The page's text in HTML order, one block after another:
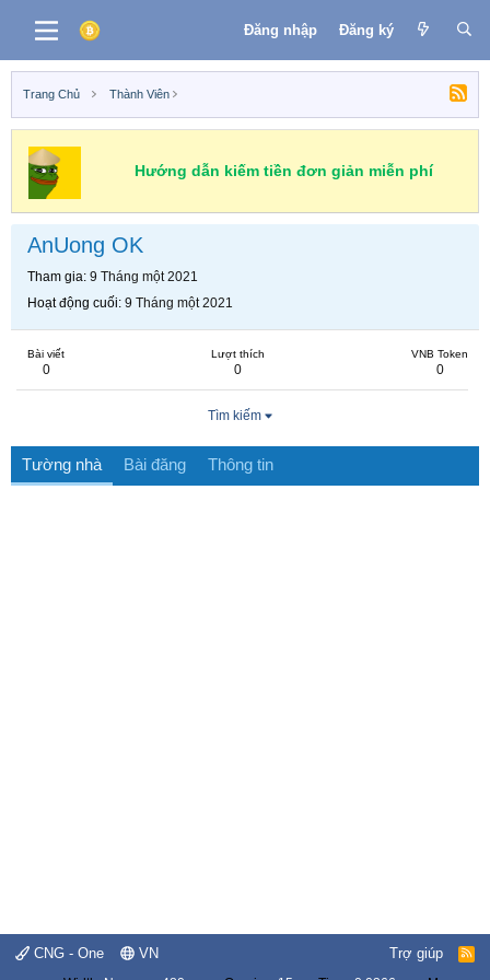
Đăng nhập Đăng ký
Trang Chủ Thành Viên
Hướng dẫn kiếm tiền đơn giản miễn phí
AnUong OK
Tham gia 9 Tháng một 2021
Hoạt động cuối 9 Tháng một 2021
Bài viết
0
Lượt thích
0
VNB Token
0
Tìm kiếm
Tường nhà Bài đăng Thông tin
CNG - One VN Trợ giúp
R